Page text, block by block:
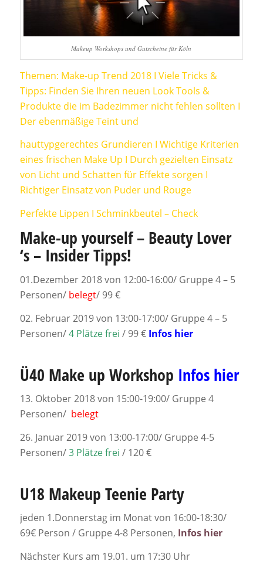
Makeup Workshops und Gutscheine für Köln
Themen: Make-up Trend 2018 I Viele Tricks &
Tipps: Finden Sie Ihren neuen Look Tools &
Produkte die im Badezimmer nicht fehlen sollten I
Der ebenmäßige Teint und
hauttypgerechtes Grundieren I Wichtige Kriterien
eines frischen Make Up I Durch gezielten Einsatz
von Licht und Schatten für Effekte sorgen I
Richtiger Einsatz von Puder und Rouge
Perfekte Lippen I Schminkbeutel – Check
Make-up yourself – Beauty Lover
‘s – Insider Tipps!
01.Dezember 2018 von 12:00-16:00/ Gruppe 4 – 5
Personen/ belegt/ 99 €
02. Februar 2019 von 13:00-17:00/ Gruppe 4 – 5
Personen/4 Plätze frei / 99 € Infos hier
Ü40 Make up Workshop Infos hier
13. Oktober 2018 von 15:00-19:00/ Gruppe 4
Personen/ belegt
26. Januar 2019 von 13:00-17:00/ Gruppe 4-5
Personen/3 Plätze frei / 120 €
U18 Makeup Teenie Party
jeden 1.Donnerstag im Monat von 16:00-18:30/
69€ Person / Gruppe 4-8 Personen, Infos hier
Nächster Kurs am 19.01. um 17:30 Uhr